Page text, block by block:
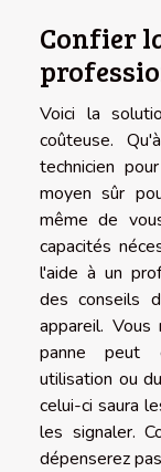
Confier
Voici la
coûteuse.
technicien
moyen sûr
même de
capacités
l'aide à un
des conseils
appareil.
panne peut
utilisation ou
celui-ci saura
les signaler.
dépenserez